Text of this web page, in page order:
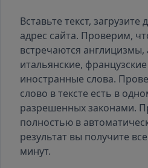
Вставьте текст,
адрес сайта. Проверим,
встречаются англицизмы,
итальянские,
иностранные слова.
слово в тексте есть в
разрешенных законами.
полностью в
результат вы получите
минут.